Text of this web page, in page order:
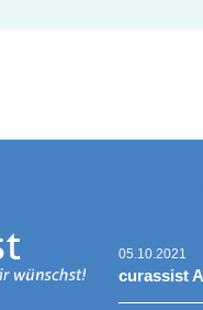
05.10.2021
curassist